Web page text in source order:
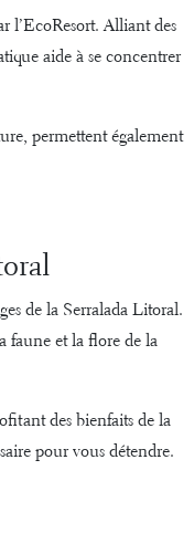
l’EcoResort. Alliant des
aide à se concentrer
permettent également
de la Serralada Litoral.
faune et la flore de la
des bienfaits de la
pour vous détendre.